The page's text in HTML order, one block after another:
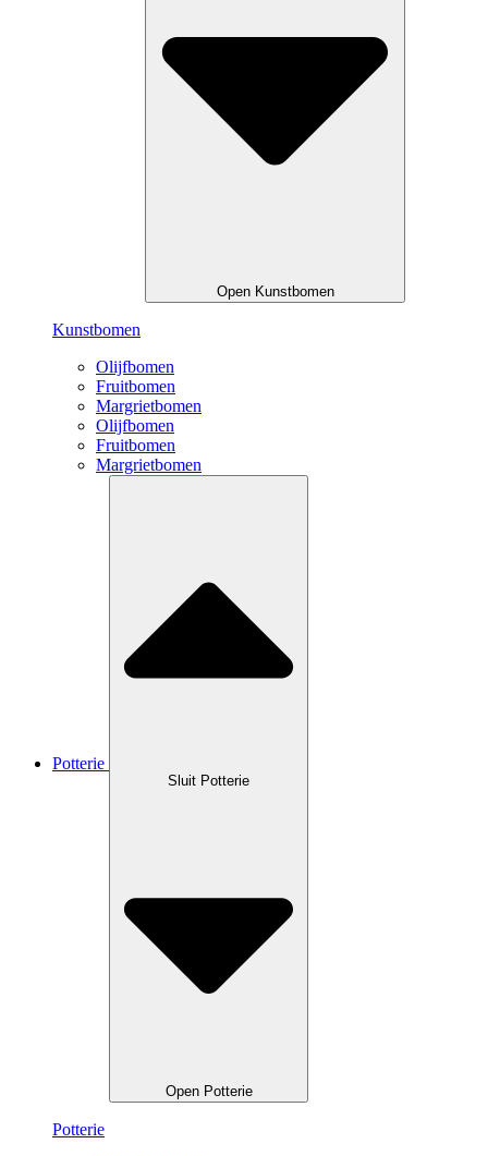
Open Kunstbomen
Kunstbomen
Olijfbomen
Fruitbomen
Margrietbomen
Olijfbomen
Fruitbomen
Margrietbomen
Potterie
Sluit Potterie
Open Potterie
Potterie